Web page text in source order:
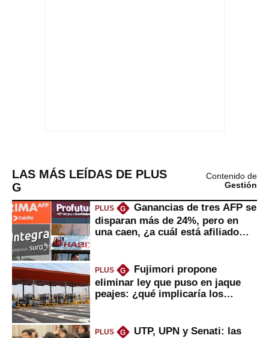
LAS MÁS LEÍDAS DE PLUS
G
Contenido de
Gestión
PLUS G
Ganancias de tres AFP se
disparan más de 24%, pero en
una caen, ¿a cuál está afiliado
PLUS G
Fujimori propone
eliminar ley que puso en jaque
peajes: ¿qué implicaría los
PLUS G
UTP, UPN y Senati: las